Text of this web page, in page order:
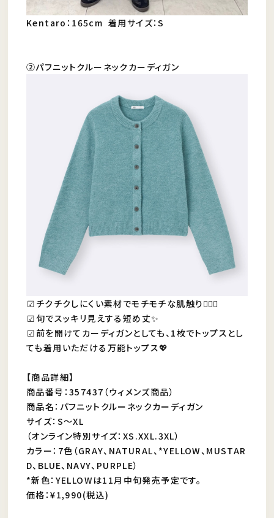
Kentaro：165cm 着用サイズ：S
②パフニットクルーネックカーディガン
︎︎︎︎☑︎チクチクしにくい素材でモチモチな肌触り🙆🏻‍♀️
︎︎︎︎☑︎旬でスッキリ見えする短め丈✨
︎︎︎︎☑︎前を開けてカーディガンとしても、1枚でトップスとし
ても着用いただける万能トップス💖
【商品詳細】
商品番号：357437（ウィメンズ商品）
商品名：パフニットクルーネックカーディガン
サイズ：S〜XL
（オンライン特別サイズ：XS.XXL.3XL）
カラー：7色（GRAY、NATURAL、*YELLOW、MUSTAR
D、BLUE、NAVY、PURPLE）
*新色：YELLOWは11月中旬発売予定です。
価格：¥1,990(税込)